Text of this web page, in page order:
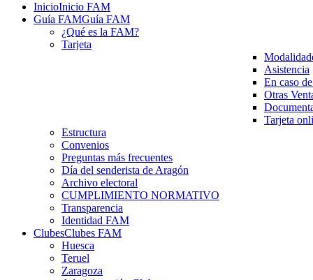
InicioInicio FAM
Guía FAMGuía FAM
¿Qué es la FAM?
Tarjeta
Asistencia
En caso
Otras
Tarjeta
Estructura
Convenios
Preguntas más frecuentes
Día del senderista de Aragón
Archivo electoral
CUMPLIMIENTO NORMATIVO
Transparencia
Identidad FAM
ClubesClubes FAM
Huesca
Teruel
Zaragoza